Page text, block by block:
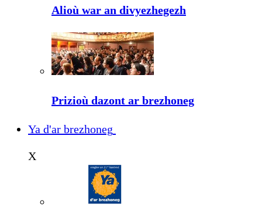
Alioù war an divyezhegezh
Prizioù dazont ar brezhoneg
Ya d'ar brezhoneg
X